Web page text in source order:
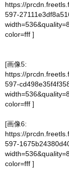
https://
597-
color=fff ]
[画像5:
https://
597-
color=fff ]
[画像6:
https://
597-
color=fff ]